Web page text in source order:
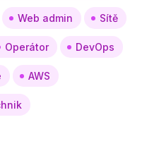
Web admin Sítě
Operátor DevOps
AWS